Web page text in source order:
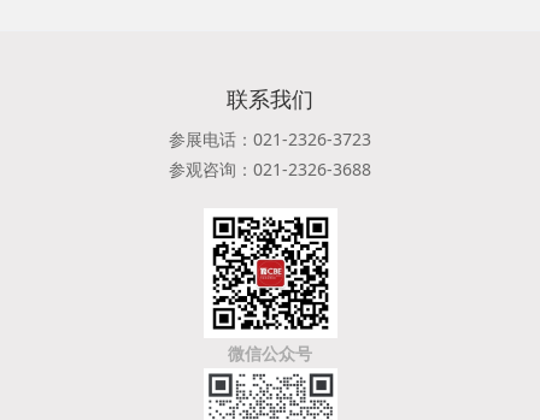
联系我们
参展电话：021-2326-3723
参观咨询：021-2326-3688
微信公众号